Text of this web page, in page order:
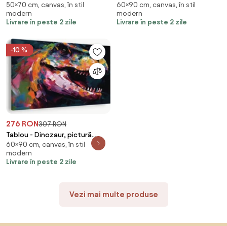
50 cm (70x50 cm)
50×70 cm, canvas, în stil
modern
Livrare în peste 2 zile
60 cm (90x60 cm)
60×90 cm, canvas, în stil
modern
Livrare în peste 2 zile
-10 %
276 RON307 RON
Tablou - Dinozaur, pictură
(90x60 cm)
60×90 cm, canvas, în stil
modern
Livrare în peste 2 zile
Vezi mai multe produse